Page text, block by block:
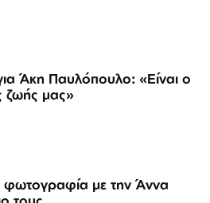
Άκη Παυλόπουλο: «Είναι ο
ζωής μας»
φωτογραφία με την Άννα